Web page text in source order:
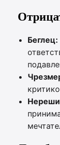
Беглец: